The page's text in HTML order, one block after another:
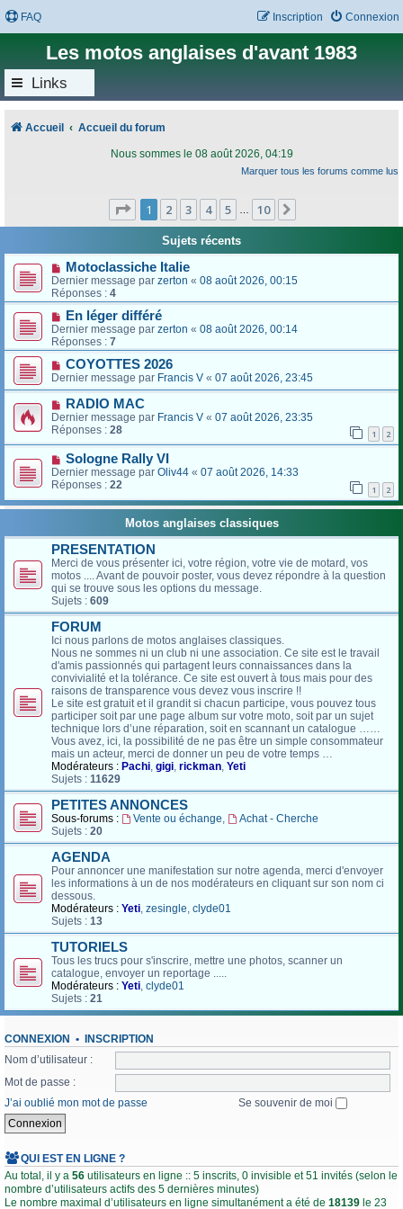
FAQ Connexion
Inscription
Les motos anglaises d'avant 1983
Links
Accueil Accueil du forum
Nous sommes le 08 août 2026, 04:19
Marquer tous les forums comme lus
Page 1sur
1 2 3 4 5 10
Sujets récents
Motoclassiche Italie
Dernier message par zerton « 08 août 2026, 00:15
Réponses : 4
En léger différé
Dernier message par zerton « 08 août 2026, 00:14
Réponses : 7
COYOTTES 2026
Dernier message par Francis V « 07 août 2026, 23:45
RADIO MAC
Dernier message par Francis V « 07 août 2026, 23:35
Réponses : 28 1 2
Sologne Rally VI
Dernier message par Oliv44 « 07 août 2026, 14:33
Réponses : 22 1 2
Motos anglaises classiques
PRESENTATION
Merci de vous présenter ici, votre région, votre vie de motard, vos
motos .... Avant de pouvoir poster, vous devez répondre à la question
qui se trouve sous les options du message.
Sujets : 609
FORUM
Ici nous parlons de motos anglaises classiques.
Nous ne sommes ni un club ni une association. Ce site est le travail
d'amis passionnés qui partagent leurs connaissances dans la
convivialité et la tolérance. Ce site est ouvert à tous mais pour des
raisons de transparence vous devez vous inscrire !!
Le site est gratuit et il grandit si chacun participe, vous pouvez tous
participer soit par une page album sur votre moto, soit par un sujet
technique lors d’une réparation, soit en scannant un catalogue ……
Vous avez, ici, la possibilité de ne pas être un simple consommateur
mais un acteur, merci de donner un peu de votre temps …
Modérateurs : Pachi, gigi, rickman, Yeti
Sujets : 11629
PETITES ANNONCES
Sous-forums : Vente ou échange,
Achat - Cherche
Sujets : 20
AGENDA
Pour annoncer une manifestation sur notre agenda, merci d'envoyer
les informations à un de nos modérateurs en cliquant sur son nom ci
dessous.
Modérateurs : Yeti, zesingle, clyde01
Sujets : 13
TUTORIELS
Tous les trucs pour s'inscrire, mettre une photos, scanner un
catalogue, envoyer un reportage .....
Modérateurs : Yeti, clyde01
Sujets : 21
CONNEXION • INSCRIPTION
Nom d’utilisateur :
Mot de passe :
J’ai oublié mon mot de passe
Se souvenir de moi
QUI EST EN LIGNE ?
Au total, il y a 56 utilisateurs en ligne :: 5 inscrits, 0 invisible et 51 invités (selon le
nombre d’utilisateurs actifs des 5 dernières minutes)
Le nombre maximal d’utilisateurs en ligne simultanément a été de 18139 le 23